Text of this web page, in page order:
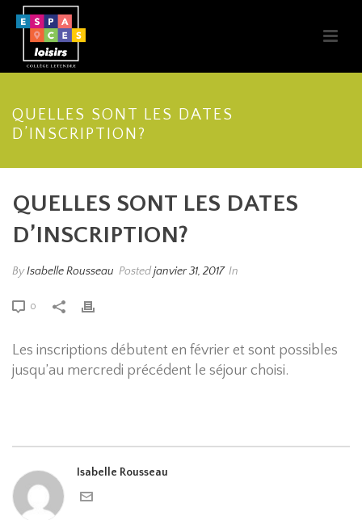
QUELLES SONT LES DATES
D’INSCRIPTION?
QUELLES SONT LES DATES
D’INSCRIPTION?
ByIsabelle Rousseau Postedjanvier 31, 2017 In
0
Les inscriptions débutent en février et sont possibles
jusqu’au mercredi précédent le séjour choisi.
Isabelle Rousseau